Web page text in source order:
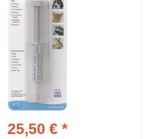
25,50 € *